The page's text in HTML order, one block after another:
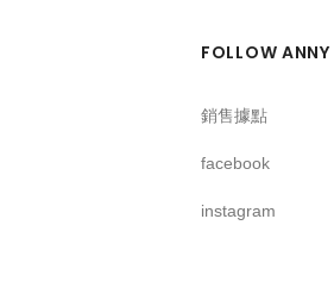
FOLLOW ANNY
銷售據點
facebook
instagram